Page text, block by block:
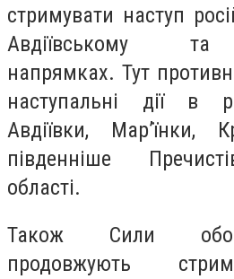
стримувати наступ
Авдіївському та
напрямках. Тут
наступальні дії в
Авдіївки, Мар’їнки,
південніше
області.
Також Сили
продовжують